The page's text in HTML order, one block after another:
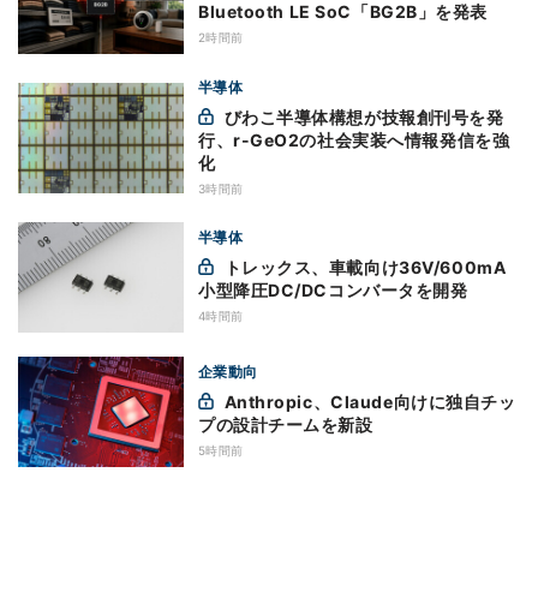
Bluetooth LE SoC「BG2B」を発表
2時間前
半導体
行、r-GeO2の社会実装へ情報発信を強
化
3時間前
半導体
小型降圧DC/DCコンバータを開発
4時間前
企業動向
プの設計チームを新設
5時間前